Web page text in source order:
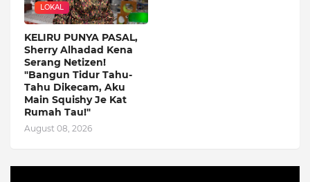
LOKAL
KELIRU PUNYA PASAL,
Sherry Alhadad Kena
Serang Netizen!
"Bangun Tidur Tahu-
Tahu Dikecam, Aku
Main Squishy Je Kat
Rumah Tau!"
August 08, 2026